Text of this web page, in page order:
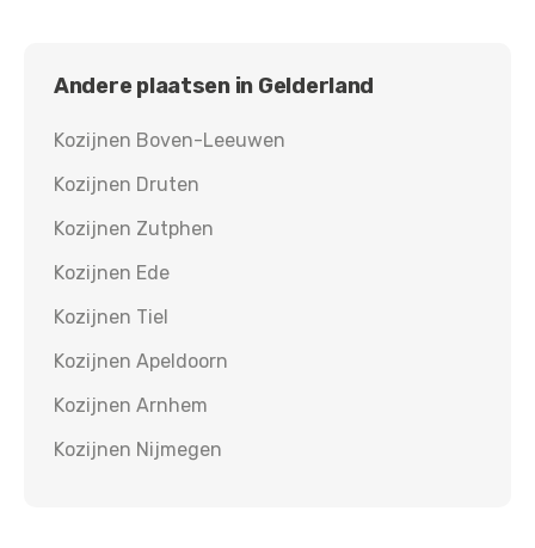
Andere plaatsen in Gelderland
Kozijnen Boven-Leeuwen
Kozijnen Druten
Kozijnen Zutphen
Kozijnen Ede
Kozijnen Tiel
Kozijnen Apeldoorn
Kozijnen Arnhem
Kozijnen Nijmegen